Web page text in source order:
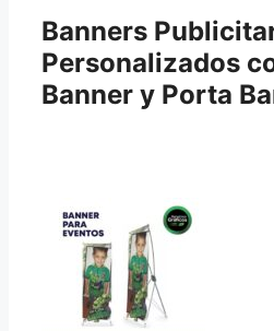
Banners
Personalizados
Banner y Porta